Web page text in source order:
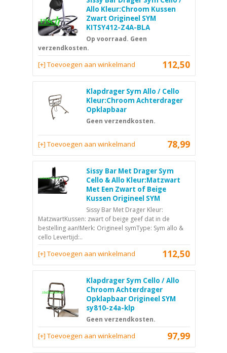
Allo Kleur:Chroom Kussen
Zwart Origineel SYM
KITSY412-Z4A-BLA
Op voorraad. Geen
verzendkosten.
112,50
[+] Toevoegen aan winkelmand
Klapdrager Sym Allo / Cello
Kleur:Chroom Achterdrager
Opklapbaar
Geen verzendkosten.
78,99
[+] Toevoegen aan winkelmand
Sissy Bar Met Drager Sym
Cello & Allo Kleur:Matzwart
Met Een Zwart of Beige
Kussen Origineel SYM
Sissy Bar Met Drager Kleur:
MatzwartKussen: zwart of beige geef dat in de
bestelling aan!Merk: Origineel symType: Sym allo &
cello Levertijd:..
112,50
[+] Toevoegen aan winkelmand
Klapdrager Sym Cello / Allo
Chroom Achterdrager
Opklapbaar Origineel SYM
sy810-z4a-klp
Geen verzendkosten.
97,99
[+] Toevoegen aan winkelmand